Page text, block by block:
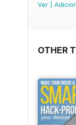
Ver
OTHER